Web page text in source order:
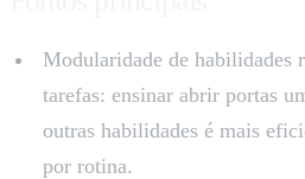
Modularidade de habilidades
tarefas: ensinar abrir portas
outras habilidades é mais
por rotina.